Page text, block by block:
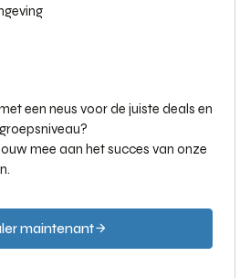
een neus voor de juiste deals en
mee aan het succes van onze
maintenant